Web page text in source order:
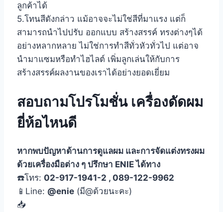
ลูกค้าได้
5.โทนสีดังกล่าว แม้อาจจะไม่ใช่สีที่มาแรง แต่ก็
สามารถนำไปปรับ ออกแบบ สร้างสรรค์ ทรงต่างๆได้
อย่างหลากหลาย ไม่ใช่การทำสีทั่วหัวทั่วไป แต่อาจ
นำมาแซมหรือทำไฮไลต์ เพิ่มลูกเล่นให้กับการ
สร้างสรรค์ผลงานของเราได้อย่างยอดเยี่ยม
สอบถามโปรโมชั่น เครื่องดัดผม
ยี่ห้อไหนดี
หากพบปัญหาด้านการดูแลผม และการจัดแต่งทรงผม
ด้วยเครื่องมือต่าง ๆ ปรึกษา ENIE ได้ทาง
☎️โทร: 02-917-1941-2 , 089-122-9962
📱Line: @enie(มี@ด้วยนะคะ)
📥